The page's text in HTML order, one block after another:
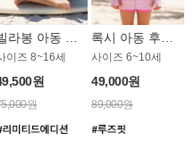
이즈 8~16세
원
원
사이즈 6~10세
49,000원
89,000원